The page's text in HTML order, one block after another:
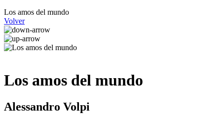
Los amos del mundo
Volver
Los amos del mundo
Alessandro Volpi